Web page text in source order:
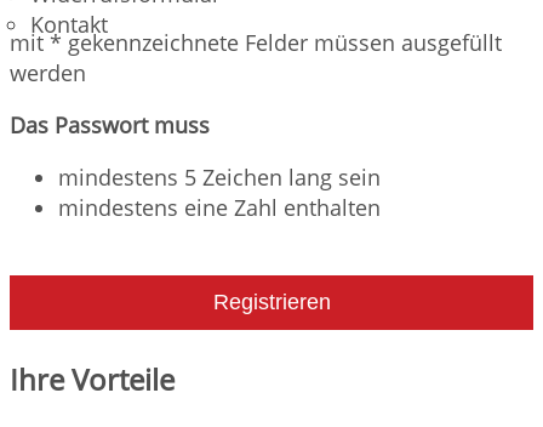
Kontakt
mit * gekennzeichnete Felder müssen ausgefüllt
werden
Das Passwort muss
mindestens 5 Zeichen lang sein
mindestens eine Zahl enthalten
Registrieren
Ihre Vorteile